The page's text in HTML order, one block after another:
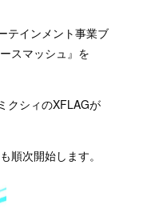
テインメント事業ブ
スマッシュ』を
クシィのXFLAGが
順次開始します。